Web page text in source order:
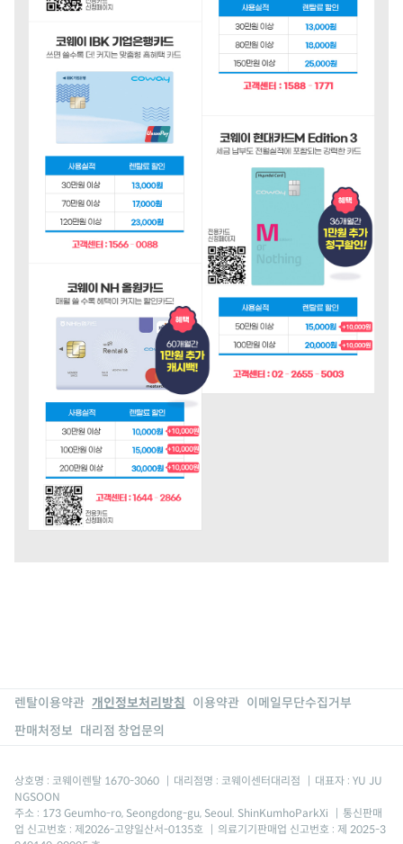
렌탈이용약관 개인정보처리방침 이용약관 이메일무단수집거부
판매처정보 대리점 창업문의
상호명 : 코웨이렌탈 1670-3060 대리점명 : 코웨이센터대리점
대표자 : YU JU
NGSOON
주소 : 173 Geumho-ro, Seongdong-gu, Seoul. ShinKumhoParkXi
통신판매
업 신고번호 : 제2026-고양일산서-0135호
의료기기판매업 신고번호 : 제 2025-3